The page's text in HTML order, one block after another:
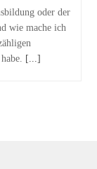
oder der
wie mache ich
[...]